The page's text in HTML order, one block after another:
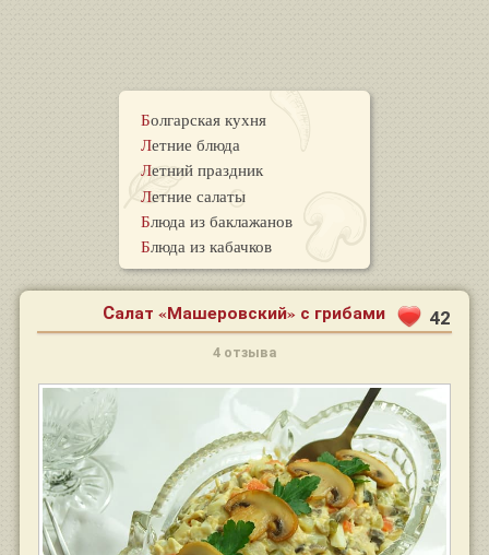
Болгарская кухня
Летние блюда
Летний праздник
Летние салаты
Блюда из баклажанов
Блюда из кабачков
Салат «Машеровский» с грибами 42
4 отзыва